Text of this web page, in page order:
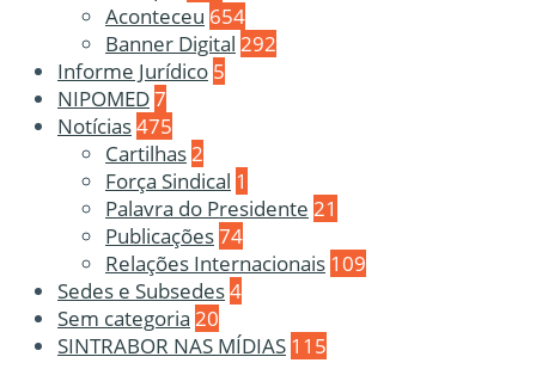
Aconteceu 654
Banner Digital 292
Informe Jurídico 5
NIPOMED7
Notícias475
Cartilhas2
Força Sindical 1
Palavra do Presidente 21
Publicações74
Relações Internacionais 109
Sedes e Subsedes4
Sem categoria 20
SINTRABOR NAS MÍDIAS 115